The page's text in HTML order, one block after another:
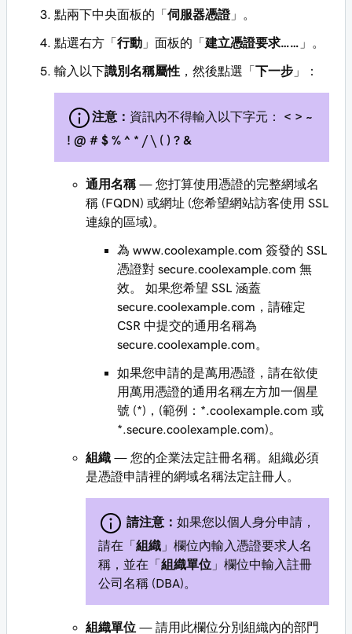
點兩下中央面板的「 伺服器憑證」。
點選右方「 行動 」面板的「 建立憑證要求…… 」。
輸入以下識別名稱屬性 ，然後點選「 下一步 」：
注意： 資訊內不得輸入以下字元： < > ~
! @ # $ % ^ * / \ ( ) ? &
通用名稱 — 您打算使用憑證的完整網域名
稱 (FQDN) 或網址 (您希望網站訪客使用 SSL
連線的區域)。
為 www.coolexample.com 簽發的 SSL
憑證對 secure.coolexample.com 無
效。 如果您希望 SSL 涵蓋
secure.coolexample.com ，請確定
CSR 中提交的通用名稱為
secure.coolexample.com
如果您申請的是萬用憑證，請在欲使
用萬用憑證的通用名稱左方加一個星
號 (*)，(範例： *.coolexample.com 或
*.secure.coolexample.com)。
組織 — 您的企業法定註冊名稱。組織必須
是憑證申請裡的網域名稱法定註冊人。
請注意： 如果您以個人身分申請，
請在「 組織 」欄位內輸入憑證要求人名
稱，並在「 組織單位 」欄位中輸入註冊
公司名稱 (DBA)。
組織單位 — 請用此欄位分別組織內的部門